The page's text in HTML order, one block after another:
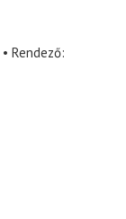
Rendező